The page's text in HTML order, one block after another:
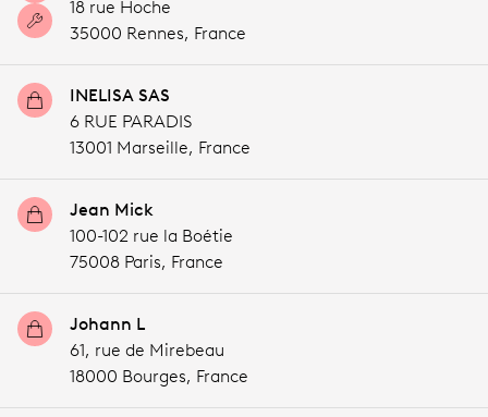
18 rue Hoche
35000 Rennes, France
INELISA SAS
6 RUE PARADIS
13001 Marseille, France
Jean Mick
100-102 rue la Boétie
75008 Paris, France
Johann L
61, rue de Mirebeau
18000 Bourges, France